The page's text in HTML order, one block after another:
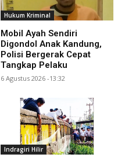
Hukum Kriminal
Mobil Ayah Sendiri
Digondol Anak Kandung,
Polisi Bergerak Cepat
Tangkap Pelaku
6 Agustus 2026 -13:32
Indragiri Hilir